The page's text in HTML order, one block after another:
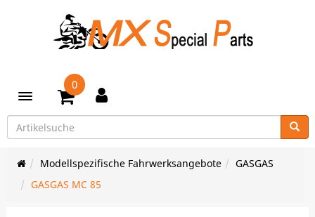
Toggle navigation
0
Modellspezifische Fahrwerksangebote
GASGAS
GASGAS MC 85